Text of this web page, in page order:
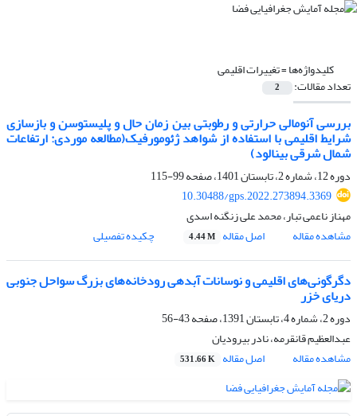
کلیدواژه‌ها =تغییرات اقلیمی
تعداد مقالات: 2
بررسی آنومالی حرارتی و رطوبتی بین زمان حال و پلیستوسن و بازسازی
شرایط اقلیمی با استفاده از شواهد ژئومورفیک(مطالعه موردی: ارتفاعات
شمال شرقی بینالود)
دوره 12، شماره 2، تابستان 1401، صفحه
99-115
10.30488/gps.2022.273894.3369
مهناز ناعمی تبار، محمد علی زنگنه اسدی
مشاهده مقاله
اصل مقاله 4.44 M چکیده تفصیلی
دگرگونی‌های اقلیمی و نوسانات آبدهی رودخانه‌های بزرگ سواحل جنوبی
دریای خزر
دوره 2، شماره 4، تابستان 1391، صفحه
43-56
عبدالعظیم قانقرمه، نادر بیرودیان
مشاهده مقاله
اصل مقاله 531.66 K